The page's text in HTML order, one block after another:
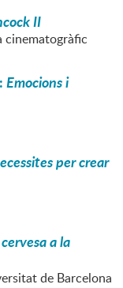
II
cinematogràfic
Emocions i
per crear
a la
de Barcelona